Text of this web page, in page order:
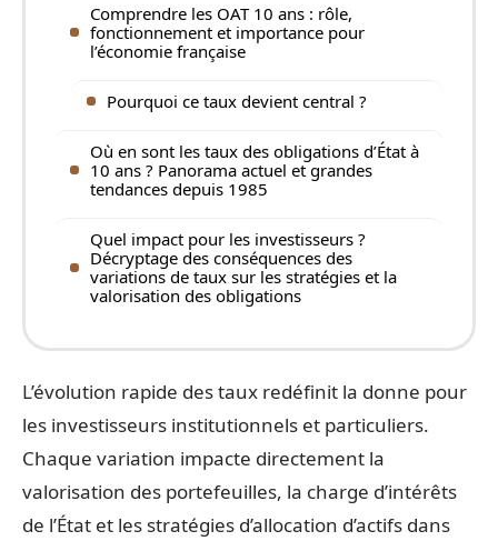
Comprendre les OAT 10 ans : rôle,
fonctionnement et importance pour
l’économie française
Pourquoi ce taux devient central ?
Où en sont les taux des obligations d’État à
10 ans ? Panorama actuel et grandes
tendances depuis 1985
Quel impact pour les investisseurs ?
Décryptage des conséquences des
variations de taux sur les stratégies et la
valorisation des obligations
L’évolution rapide des taux redéfinit la donne pour
les investisseurs institutionnels et particuliers.
Chaque variation impacte directement la
valorisation des portefeuilles, la charge d’intérêts
de l’État et les stratégies d’allocation d’actifs dans